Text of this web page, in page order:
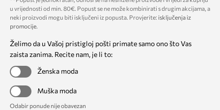
u vrijednosti od min. 80€. Popust se ne može kombinirati s drugim akcijama, a
neki proizvodi mogu biti isključeni iz popusta. Provjerite: isključenja iz
promocije.
Želimo da u Vašoj pristigloj pošti primate samo ono što Vas
zaista zanima. Recite nam, je li to:
Ženska moda
Muška moda
Odabir ponude nije obavezan